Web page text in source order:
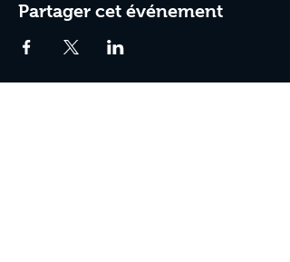
Partager cet événement